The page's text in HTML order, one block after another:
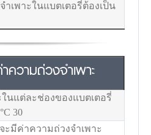
เพาะในแบตเตอรี่ต้องเป็น
ความถ่วงจำเพาะ
นแต่ละช่องของแบตเตอรี่
°C 30
ะมีค่าความถ่วงจำเพาะ